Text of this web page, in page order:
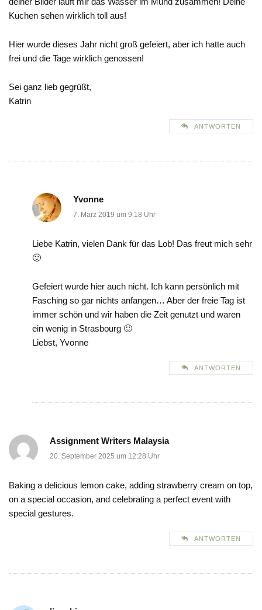
Kuchen sehen wirklich toll aus!
Hier wurde dieses Jahr nicht groß gefeiert, aber ich hatte auch
frei und die Tage wirklich genossen!
Sei ganz lieb gegrüßt,
Katrin
ANTWORTEN
Yvonne
7. März 2019 um 9:18 Uhr
Liebe Katrin, vielen Dank für das Lob! Das freut mich sehr
🙂
Gefeiert wurde hier auch nicht. Ich kann persönlich mit
Fasching so gar nichts anfangen… Aber der freie Tag ist
immer schön und wir haben die Zeit genutzt und waren
ein wenig in Strasbourg 🙂
Liebst, Yvonne
ANTWORTEN
Assignment Writers Malaysia
20. September 2025 um 12:28 Uhr
Baking a delicious lemon cake, adding strawberry cream on top,
on a special occasion, and celebrating a perfect event with
special gestures.
ANTWORTEN